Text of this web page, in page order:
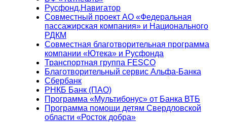
Русфонд.Навигатор
Совместный проект АО «Федеральная
пассажирская компания» и Национального
РДКМ
Совместная благотворительная программа
компании «Ютека» и Русфонда
Транспортная группа FESCO
Благотворительный сервис Альфа-Банка
Сбербанк
РНКБ Банк (ПАО)
Программа «Мультибонус» от Банка ВТБ
Программа помощи детям Свердловской
области «Росток добра»